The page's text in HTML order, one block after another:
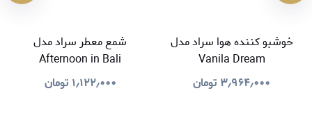
خوشبو کننده هوا سراد مدل
Vanila Dream
۳٫۹۶۴٫۰۰۰ تومان
شمع معطر سراد مدل
Afternoon in Bali
۱٫۱۲۲٫۰۰۰ تومان